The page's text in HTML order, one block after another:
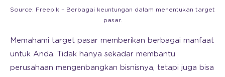
Source: Freepik – Berbagai keuntungan dalam menentukan target
pasar.
Memahami target pasar memberikan berbagai manfaat
untuk Anda. Tidak hanya sekadar membantu
perusahaan mengenbangkan bisnisnya, tetapi juga bisa